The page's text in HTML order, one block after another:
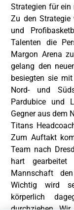
Strategien für
Zu den Strategie
und
Talenten die
Margon Arena
gelang den
besiegten sie
Nord- und
Pardubice und
Gegner aus dem
Titans
Zum Auftakt
Team nach
hart
Mannschaft
Wichtig wird
körperlich